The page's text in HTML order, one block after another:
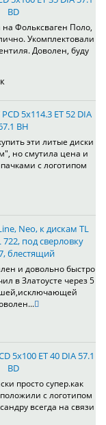
BD
Фольксваген Поло,
Укомплектовали
Доволен, буду
5x114.3 ET 52 DIA
BH
эти литые диски
но смутила цена и
с логотипом
Neo, к дискам TL
722, под сверловку
блестящий
и довольно быстро
в Златоусте через 5
5x100 ET 40 DIA 57.1
BD
просто супер.как
с логотипом
всегда на связи